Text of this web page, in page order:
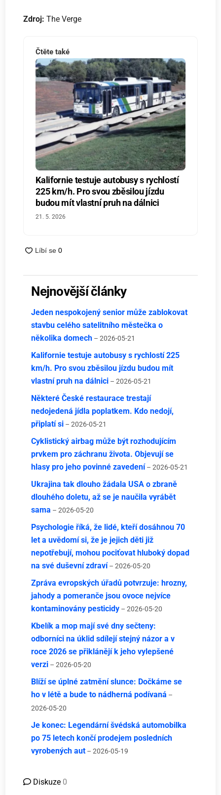
Zdroj: The Verge
Čtěte také
Kalifornie testuje autobusy s rychlostí
225 km/h. Pro svou zběsilou jízdu
budou mít vlastní pruh na dálnici
21. 5. 2026
Nejnovější články
Jeden nespokojený senior může zablokovat
stavbu celého satelitního městečka o
několika domech – 2026-05-21
Kalifornie testuje autobusy s rychlostí 225
km/h. Pro svou zběsilou jízdu budou mít
vlastní pruh na dálnici – 2026-05-21
Některé České restaurace trestají
nedojedená jídla poplatkem. Kdo nedojí,
připlatí si – 2026-05-21
Cyklistický airbag může být rozhodujícím
prvkem pro záchranu života. Objevují se
hlasy pro jeho povinné zavedení – 2026-05-21
Ukrajina tak dlouho žádala USA o zbraně
dlouhého doletu, až se je naučila vyrábět
sama – 2026-05-20
Psychologie říká, že lidé, kteří dosáhnou 70
let a uvědomí si, že je jejich děti již
nepotřebují, mohou pociťovat hluboký dopad
na své duševní zdraví – 2026-05-20
Zpráva evropských úřadů potvrzuje: hrozny,
jahody a pomeranče jsou ovoce nejvíce
kontaminovány pesticidy – 2026-05-20
Kbelík a mop mají své dny sečteny:
odborníci na úklid sdílejí stejný názor a v
roce 2026 se přiklánějí k jeho vylepšené
verzi – 2026-05-20
Blíží se úplné zatmění slunce: Dočkáme se
ho v létě a bude to nádherná podívaná –
2026-05-20
Je konec: Legendární švédská automobilka
po 75 letech končí prodejem posledních
vyrobených aut – 2026-05-19
Diskuze 0